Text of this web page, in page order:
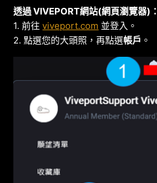
透過 VIVEPORT網站(網頁瀏覽器)：
1. 前往viveport.com 並登入。
2. 點選您的大頭照，再點選帳戶 。